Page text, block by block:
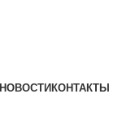
НОВОСТИ КОНТАКТЫ